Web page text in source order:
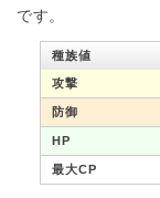
です。
種族値
攻撃
防御
HP
最大CP